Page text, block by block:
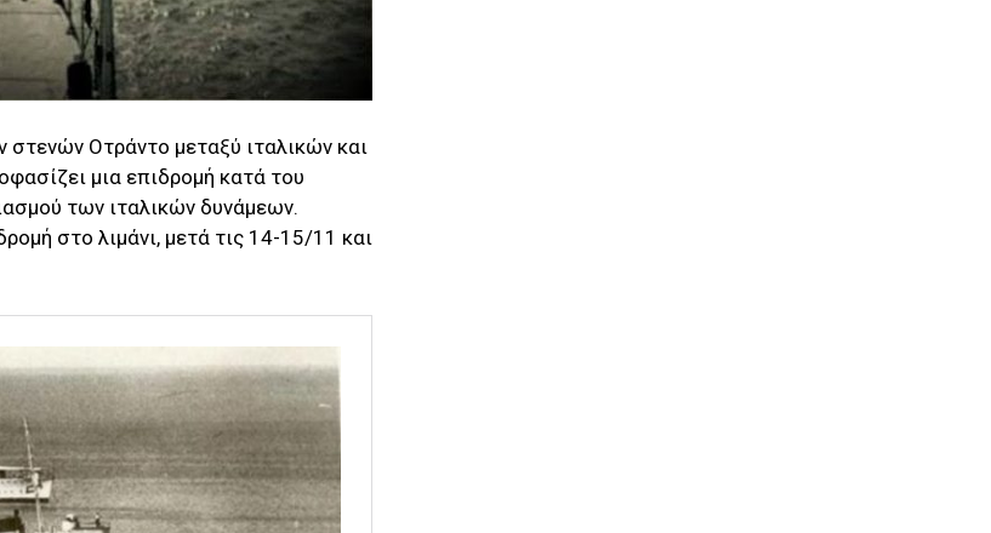
Οτράντο μεταξύ ιταλικών και
μια επιδρομή κατά του
των ιταλικών δυνάμεων.
στο λιμάνι, μετά τις 14-15/11 και